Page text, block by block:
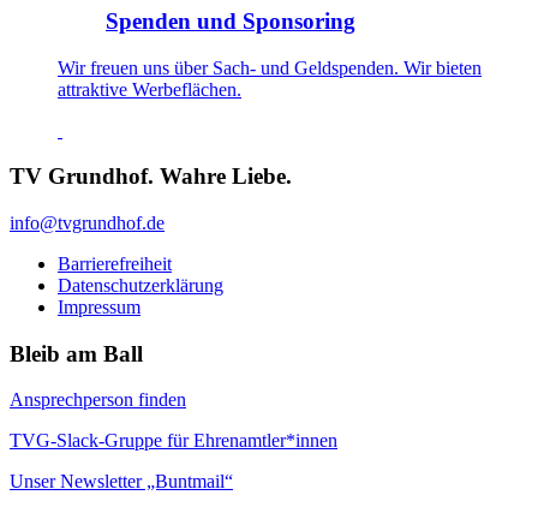
Spenden und Sponsoring
Wir freuen uns über Sach- und Geldspenden. Wir bieten
attraktive Werbeflächen.
TV Grundhof. Wahre Liebe.
info@tvgrundhof.de
Barrierefreiheit
Datenschutzerklärung
Impressum
Bleib am Ball
Ansprechperson finden
TVG-Slack-Gruppe für Ehrenamtler*innen
Unser Newsletter „Buntmail“